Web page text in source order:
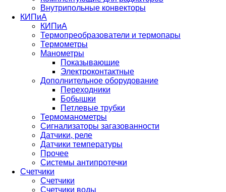
Внутрипольные конвекторы
КИПиА
КИПиА
Термопреобразователи и термопары
Термометры
Манометры
Показывающие
Электроконтактные
Дополнительное оборудование
Переходники
Бобышки
Петлевые трубки
Термоманометры
Сигнализаторы загазованности
Датчики, реле
Датчики температуры
Прочее
Системы антипротечки
Счетчики
Счетчики
Счетчики воды